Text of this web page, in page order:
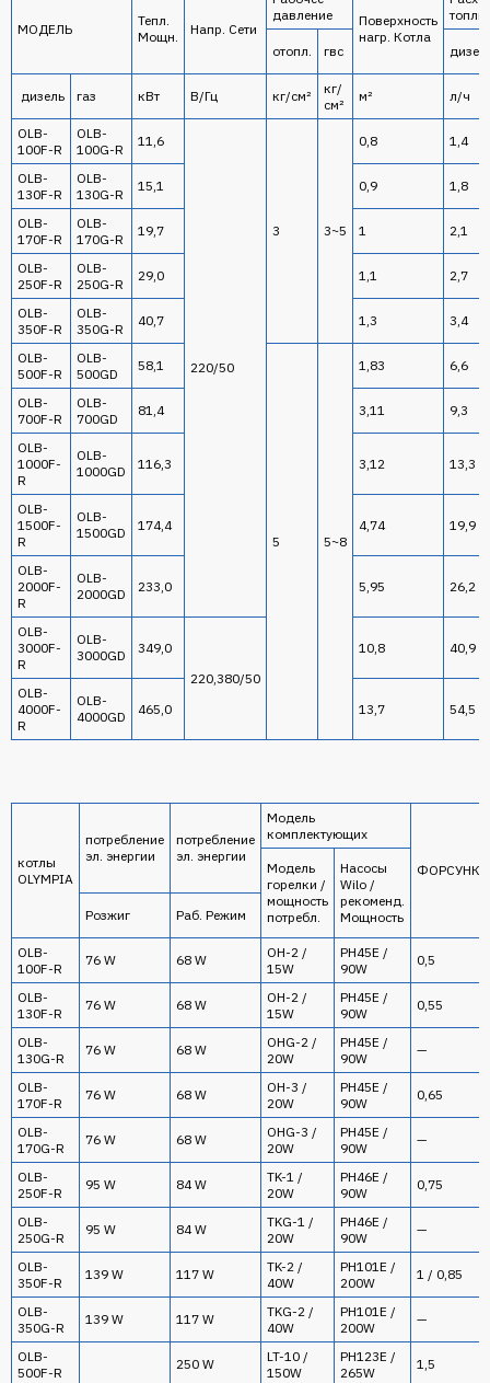
МОДЕЛЬ
Тепл.
Мощн.
Напр. Сети
давление
Поверхность
нагр. Котла
отопл. гвс
дизель газ кВт В/Гц кг/см²
кг/
см²
м² л/ч
OLB-
100F-R
OLB-
100G-R
11,6
220/50
3 3~5
0,8 1,4
OLB-
130F-R
OLB-
130G-R
15,1 0,9 1,8
OLB-
170F-R
OLB-
170G-R
19,7 1 2,1
OLB-
250F-R
OLB-
250G-R
29,0 1,1 2,7
OLB-
350F-R
OLB-
350G-R
40,7 1,3 3,4
OLB-
500F-R
OLB-
500GD
58,1
5 5~8
1,83 6,6
OLB-
700F-R
OLB-
700GD
81,4 3,11 9,3
OLB-
1000F-
R
OLB-
1000GD
116,3 3,12 13,3
OLB-
1500F-
R
OLB-
1500GD
174,4 4,74 19,9
OLB-
2000F-
R
OLB-
2000GD
233,0 5,95 26,2
OLB-
3000F-
R
OLB-
3000GD
349,0
220,380/50
10,8 40,9
OLB-
4000F-
R
OLB-
4000GD
465,0 13,7 54,5
котлы
OLYMPIA
потребление
эл. энергии
потребление
эл. энергии
Модель
комплектующих
ФОРСУНКИ
Модель
горелки /
мощность
потребл.
Насосы
Wilo /
рекоменд.
Мощность
Розжиг Раб. Режим
OLB-
100F-R
76 W 68 W
OH-2 /
15W
PH45E /
90W
0,5
OLB-
130F-R
76 W 68 W
OH-2 /
15W
PH45E /
90W
0,55
OLB-
130G-R
76 W 68 W
OHG-2 /
20W
PH45E /
90W
—
OLB-
170F-R
76 W 68 W
OH-3 /
20W
PH45E /
90W
0,65
OLB-
170G-R
76 W 68 W
OHG-3 /
20W
PH45E /
90W
—
OLB-
250F-R
95 W 84 W
TK-1 /
20W
PH46E /
90W
0,75
OLB-
250G-R
95 W 84 W
TKG-1 /
20W
PH46E /
90W
—
OLB-
350F-R
139 W 117 W
TK-2 /
40W
PH101E /
200W
1 / 0,85
OLB-
350G-R
139 W 117 W
TKG-2 /
40W
PH101E /
200W
—
OLB-
500F-R
250 W
LT-10 /
150W
PH123E /
265W
1,5